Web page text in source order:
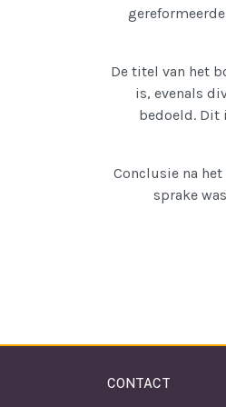
De titel van het
is, evenals
bedoeld. Dit
Conclusie na
sprake
CONTACT